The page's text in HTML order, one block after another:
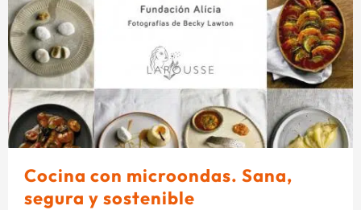
Cocina con microondas. Sana,
segura y sostenible